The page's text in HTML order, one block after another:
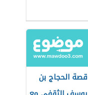
قصة الحجاج بن